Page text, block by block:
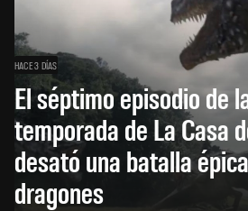
HACE 3 DÍAS
El séptimo episodio de
temporada de La Casa
desató una batalla
dragones